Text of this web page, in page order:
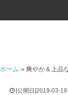
ホーム » 爽やか＆上品
[公開日]2019-03-19